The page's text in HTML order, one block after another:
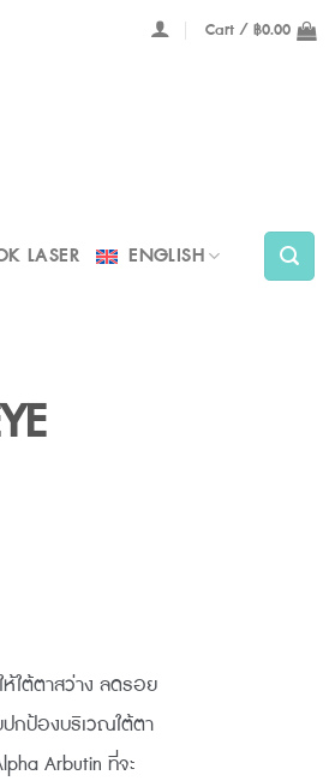
Cart / ฿0.00
LASER ENGLISH
ใต้ตาสว่าง ลดรอย
กป้องบริเวณใต้ตา
Arbutin ที่จะ